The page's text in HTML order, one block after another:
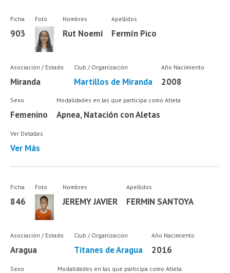
Ficha
903
Foto Nombres
Rut Noemí
Apellidos
Fermín Pico
Asociación / Estado
Miranda
Club / Organización
Martillos de Miranda
Año Nacimiento
2008
Sexo
Femenino
Modalidades en las que participa como Atleta
Apnea, Natación con Aletas
Ver Detalles
Ver Más
Ficha
846
Foto Nombres
JEREMY JAVIER
Apellidos
FERMIN SANTOYA
Asociación / Estado
Aragua
Club / Organización
Titanes de Aragua
Año Nacimiento
2016
Sexo Modalidades en las que participa como Atleta